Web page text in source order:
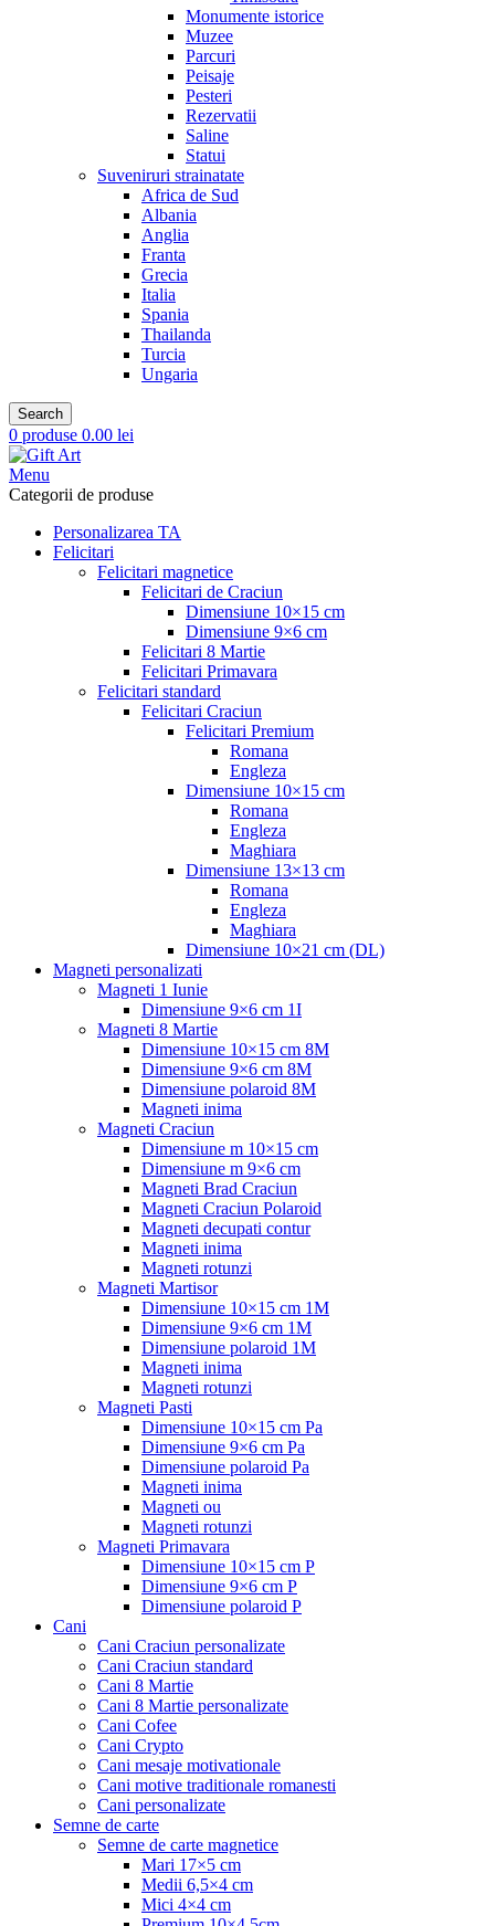
Monumente istorice
Muzee
Parcuri
Peisaje
Pesteri
Rezervatii
Saline
Statui
Suveniruri strainatate
Africa de Sud
Albania
Anglia
Franta
Grecia
Italia
Spania
Thailanda
Turcia
Ungaria
Search
0 produse 0.00 lei
Menu
Categorii de produse
Personalizarea TA
Felicitari
Felicitari magnetice
Felicitari de Craciun
Dimensiune 10×15 cm
Dimensiune 9×6 cm
Felicitari 8 Martie
Felicitari Primavara
Felicitari standard
Felicitari Craciun
Felicitari Premium
Romana
Engleza
Dimensiune 10×15 cm
Romana
Engleza
Maghiara
Dimensiune 13×13 cm
Romana
Engleza
Maghiara
Dimensiune 10×21 cm (DL)
Magneti personalizati
Magneti 1 Iunie
Dimensiune 9×6 cm 1I
Magneti 8 Martie
Dimensiune 10×15 cm 8M
Dimensiune 9×6 cm 8M
Dimensiune polaroid 8M
Magneti inima
Magneti Craciun
Dimensiune m 10×15 cm
Dimensiune m 9×6 cm
Magneti Brad Craciun
Magneti Craciun Polaroid
Magneti decupati contur
Magneti inima
Magneti rotunzi
Magneti Martisor
Dimensiune 10×15 cm 1M
Dimensiune 9×6 cm 1M
Dimensiune polaroid 1M
Magneti inima
Magneti rotunzi
Magneti Pasti
Dimensiune 10×15 cm Pa
Dimensiune 9×6 cm Pa
Dimensiune polaroid Pa
Magneti inima
Magneti ou
Magneti rotunzi
Magneti Primavara
Dimensiune 10×15 cm P
Dimensiune 9×6 cm P
Dimensiune polaroid P
Cani
Cani Craciun personalizate
Cani Craciun standard
Cani 8 Martie
Cani 8 Martie personalizate
Cani Cofee
Cani Crypto
Cani mesaje motivationale
Cani motive traditionale romanesti
Cani personalizate
Semne de carte
Semne de carte magnetice
Mari 17×5 cm
Medii 6,5×4 cm
Mici 4×4 cm